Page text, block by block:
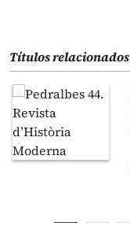
Títulos relacionados